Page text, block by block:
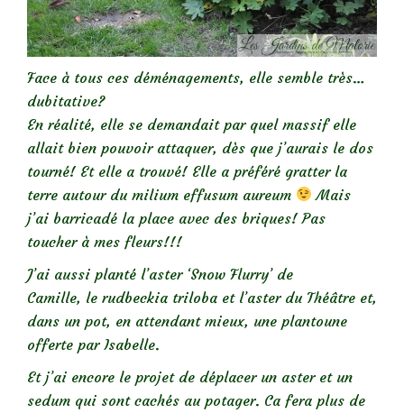
Face à tous ces déménagements, elle semble très…
dubitative?
En réalité, elle se demandait par quel massif elle
allait bien pouvoir attaquer, dès que j’aurais le dos
tourné! Et elle a trouvé! Elle a préféré gratter la
terre autour du milium effusum aureum
Mais
j’ai barricadé la place avec des briques! Pas
toucher à mes fleurs!!!
J’ai aussi planté l’aster ‘Snow Flurry’ de
Camille, le rudbeckia triloba et l’aster du Théâtre et,
dans un pot, en attendant mieux, une plantoune
offerte par Isabelle.
Et j’ai encore le projet de déplacer un aster et un
sedum qui sont cachés au potager. Ca fera plus de